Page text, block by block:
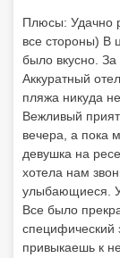
Плюсы: Удачно
все стороны) В
было вкусно.
Аккуратный
пляжа никуда
Вежливый
вечера, а пока
девушка на
хотела нам
улыбающиеся.
Все было
специфический
привыкаешь к